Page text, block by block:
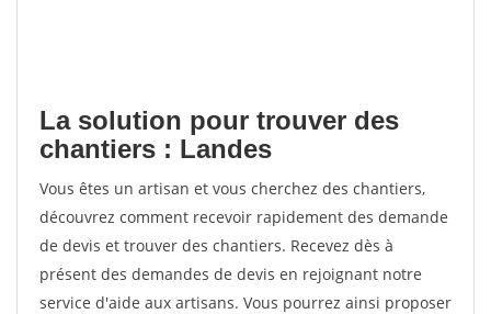
La solution pour trouver des
chantiers : Landes
Vous êtes un artisan et vous cherchez des chantiers,
découvrez comment recevoir rapidement des demande
de devis et trouver des chantiers. Recevez dès à
présent des demandes de devis en rejoignant notre
service d'aide aux artisans. Vous pourrez ainsi proposer